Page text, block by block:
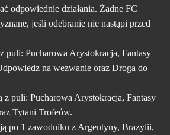
odpowiednie działania. Żadne FC
jeśli odebranie nie nastąpi przed
puli: Pucharowa Arystokracja, Fantasy
na wezwanie oraz Droga do
z puli: Pucharowa Arystokracja, Fantasy
Tytani Trofeów.
po 1 zawodniku z Argentyny, Brazylii,